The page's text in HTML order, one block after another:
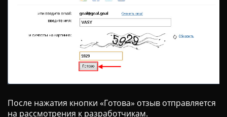
После нажатия кнопки «Готова» отзыв отправляется
на рассмотрения к разработчикам.